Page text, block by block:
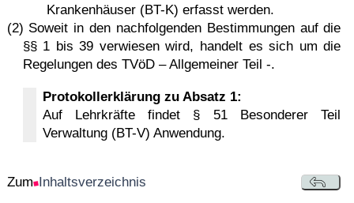
Krankenhäuser (BT-K) erfasst werden.
(2) Soweit in den nachfolgenden Bestimmungen auf die
§§ 1 bis 39 verwiesen wird, handelt es sich um die
Regelungen des TVöD – Allgemeiner Teil -.
Protokollerklärung zu Absatz 1:
Auf Lehrkräfte findet § 51 Besonderer Teil
Verwaltung (BT-V) Anwendung.
Zum Inhaltsverzeichnis